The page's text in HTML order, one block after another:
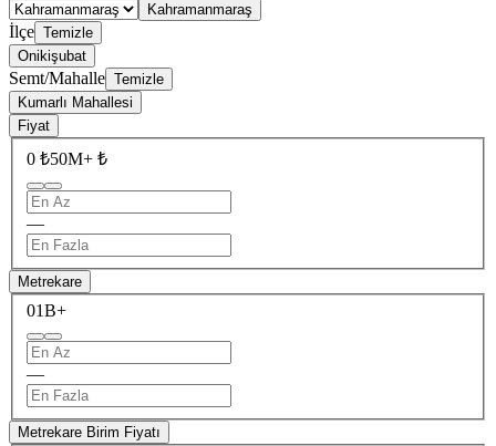
Kahramanmaraş
İlçe Temizle
Onikişubat
Semt/Mahalle Temizle
Kumarlı Mahallesi
Fiyat
0 ₺50M+ ₺
—
Metrekare
01B+
—
Metrekare Birim Fiyatı